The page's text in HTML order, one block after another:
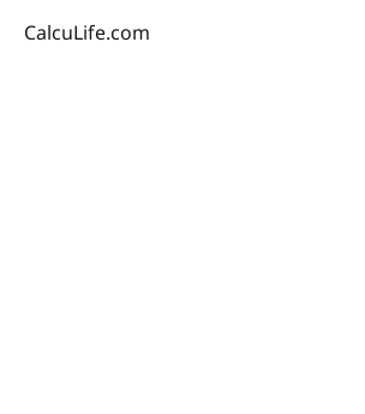
CalcuLife.com